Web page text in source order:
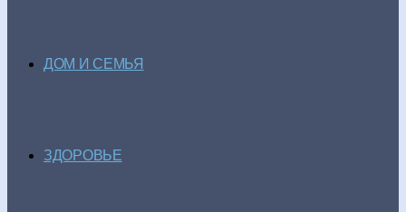
ДОМ И СЕМЬЯ
ЗДОРОВЬЕ